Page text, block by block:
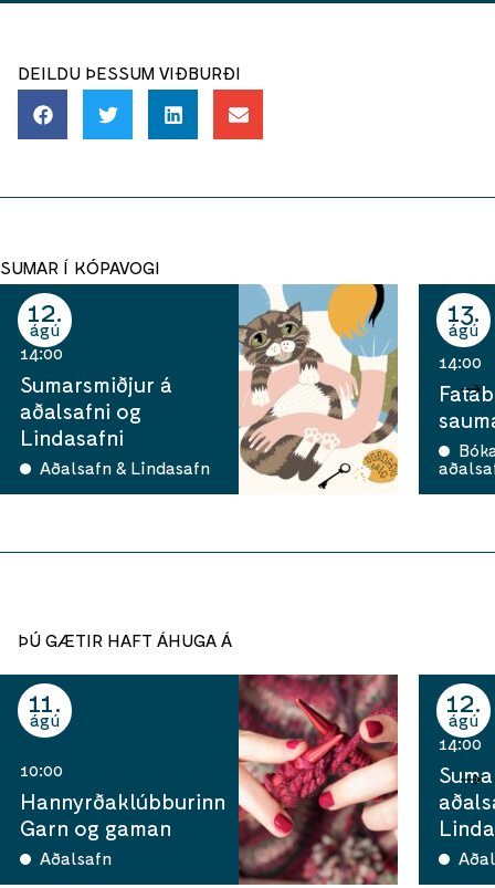
DEILDU ÞESSUM VIÐBURÐI
SUMAR Í KÓPAVOGI
12
ágú
14:00
Sumarsmiðjur á
aðalsafni og
Lindasafni
Aðalsafn & Lindasafn
13
ágú
14:00
ÞÚ GÆTIR HAFT ÁHUGA Á
11
ágú
10:00
Hannyrðaklúbburinn
Garn og gaman
Aðalsafn
12
ágú
14:00